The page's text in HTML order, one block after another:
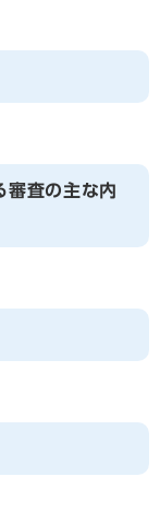
審査の主な内